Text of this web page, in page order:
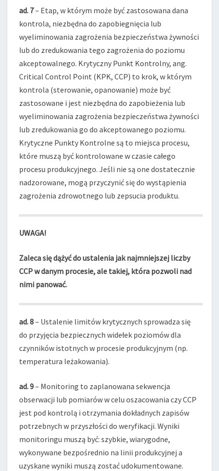
ad. 7– Etap, w którym może być zastosowana dana
kontrola, niezbędna do zapobiegnięcia lub
wyeliminowania zagrożenia bezpieczeństwa żywności
lub do zredukowania tego zagrożenia do poziomu
akceptowalnego. Krytyczny Punkt Kontrolny, ang.
Critical Control Point (KPK, CCP) to krok, w którym
kontrola (sterowanie, opanowanie) może być
zastosowane i jest niezbędna do zapobieżenia lub
wyeliminowania zagrożenia bezpieczeństwa żywności
lub zredukowania go do akceptowanego poziomu.
Krytyczne Punkty Kontrolne są to miejsca procesu,
które muszą być kontrolowane w czasie całego
procesu produkcyjnego. Jeśli nie są one dostatecznie
nadzorowane, mogą przyczynić się do wystąpienia
zagrożenia zdrowotnego lub zepsucia produktu.
UWAGA!
Zaleca się dążyć do ustalenia jak najmniejszej liczby
CCP w danym procesie, ale takiej, która pozwoli nad
nimi panować.
ad. 8– Ustalenie limitów krytycznych sprowadza się
do przyjęcia bezpiecznych widełek poziomów dla
czynników istotnych w procesie produkcyjnym (np.
temperatura leżakowania).
ad. 9– Monitoring to zaplanowana sekwencja
obserwacji lub pomiarów w celu oszacowania czy CCP
jest pod kontrolą i otrzymania dokładnych zapisów
potrzebnych w przyszłości do weryfikacji. Wyniki
monitoringu muszą być: szybkie, wiarygodne,
wykonywane bezpośrednio na linii produkcyjnej a
uzyskane wyniki muszą zostać udokumentowane.